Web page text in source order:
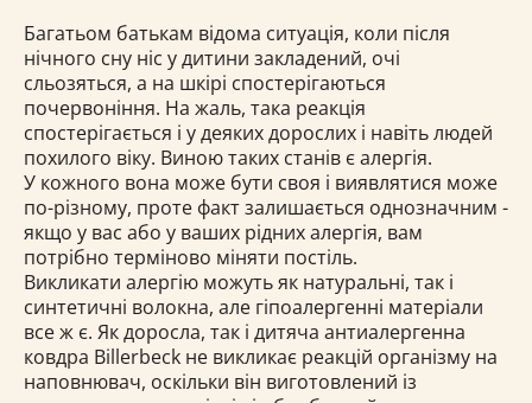
Багатьом батькам відома ситуація, коли після
нічного сну ніс у дитини закладений, очі
сльозяться, а на шкірі спостерігаються
почервоніння. На жаль, така реакція
спостерігається і у деяких дорослих і навіть людей
похилого віку. Виною таких станів є алергія.
У кожного вона може бути своя і виявлятися може
по-різному, проте факт залишається однозначним -
якщо у вас або у ваших рідних алергія, вам
потрібно терміново міняти постіль.
Викликати алергію можуть як натуральні, так і
синтетичні волокна, але гіпоалергенні матеріали
все ж є. Як доросла, так і дитяча антиалергенна
ковдра Billerbeck не викликає реакцій організму на
наповнювач, оскільки він виготовлений із